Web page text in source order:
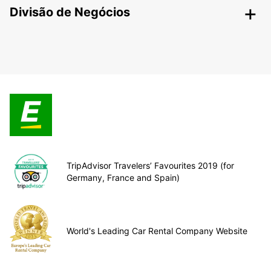
Divisão de Negócios
TripAdvisor Travelers’ Favourites 2019 (for
Germany, France and Spain)
World's Leading Car Rental Company Website